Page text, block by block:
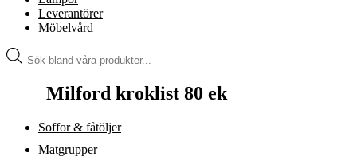
Leverantörer
Möbelvård
Produktsökning
Milford kroklist 80 ek
Soffor & fåtöljer
Matgrupper